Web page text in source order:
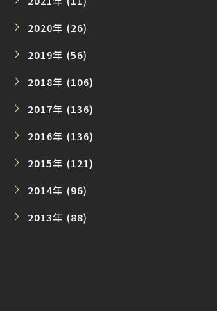
2020年 (26)
2019年 (56)
2018年 (106)
2017年 (136)
2016年 (136)
2015年 (121)
2014年 (96)
2013年 (88)